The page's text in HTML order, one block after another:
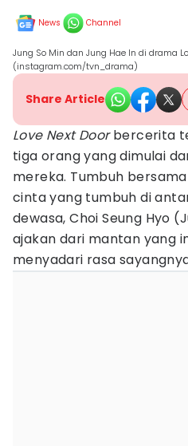
News Channel
Jung So Min dan Jung Hae In di drama
(instagram.com/tvn_drama)
Share Article
Love Next Doorbercerita
tiga orang yang dimulai
mereka. Tumbuh
cinta yang tumbuh di
dewasa, Choi Seung Hyo
ajakan dari mantan yang
menyadari rasa